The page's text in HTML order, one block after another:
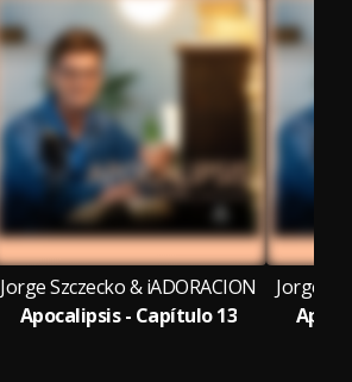
Jorge Szczecko & iADORACION
Apocalipsis - Capítulo 13
Jorge